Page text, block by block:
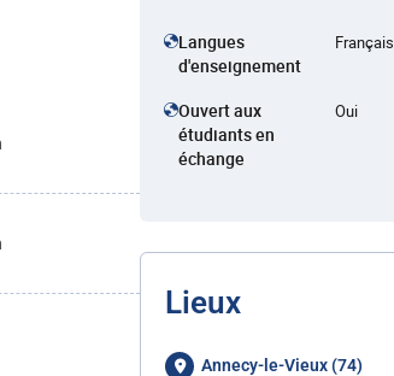
Langues
d'enseignement
Français
Ouvert aux
étudiants en
échange
Oui
Lieux
Annecy-le-Vieux (74)